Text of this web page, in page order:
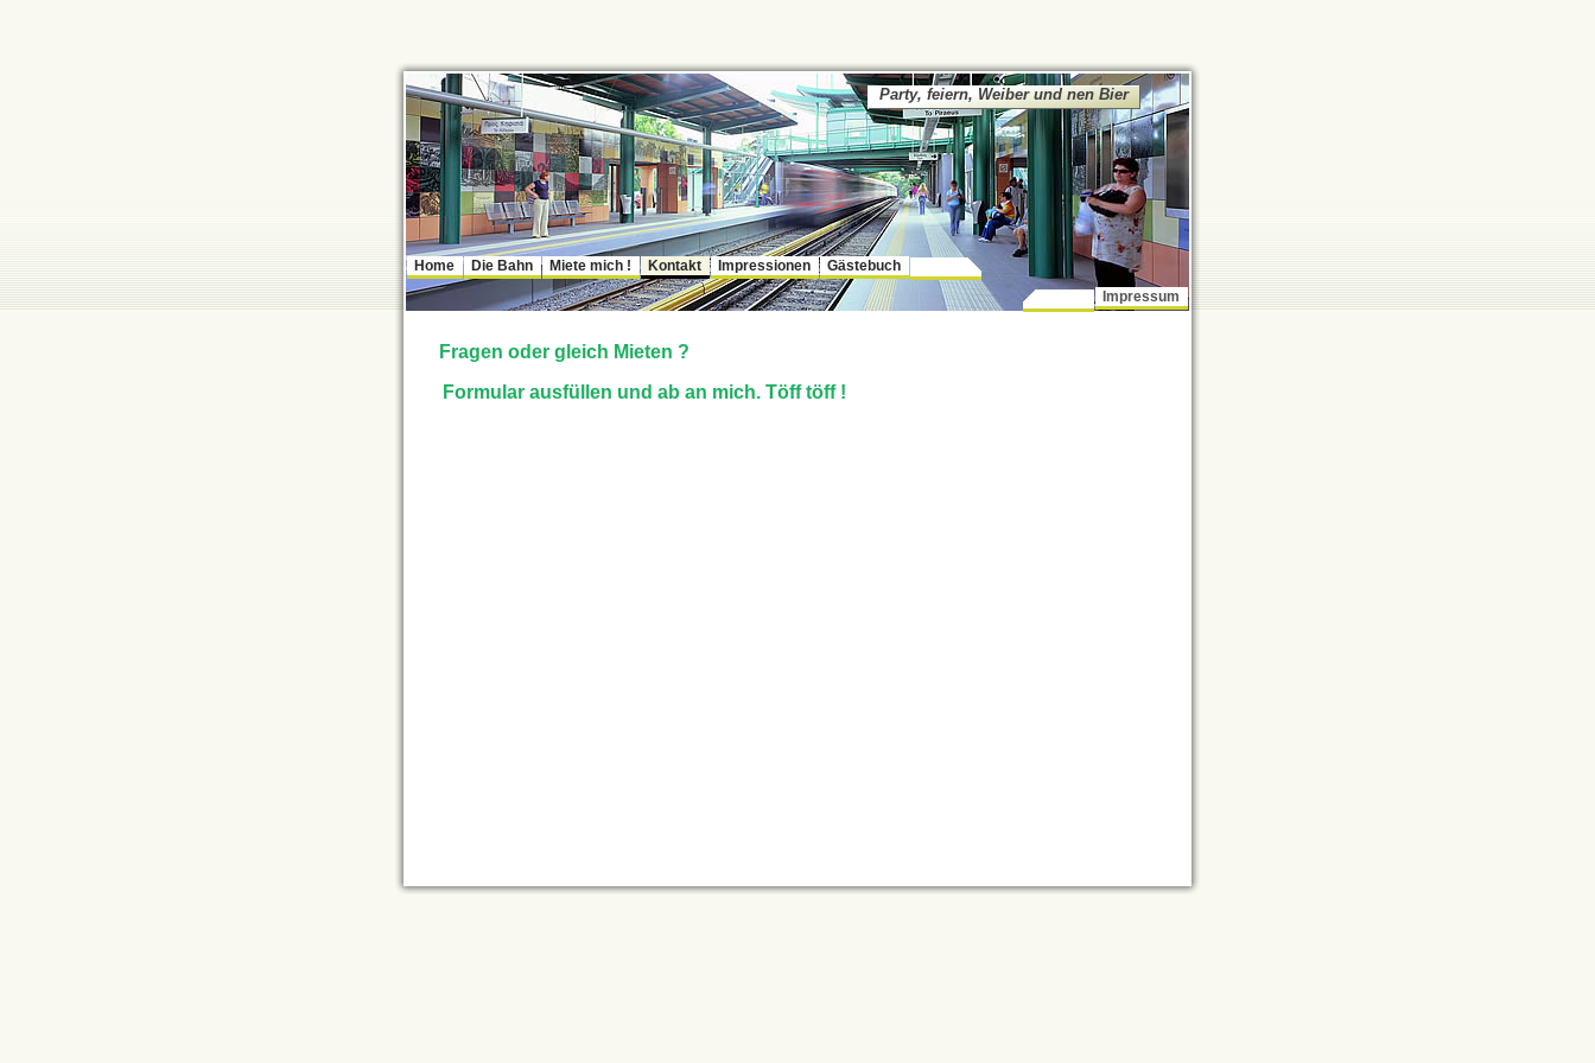
Party, feiern, Weiber und nen Bier
Home Die Bahn Miete mich ! Kontakt Impressionen
Gästebuch
Impressum
Fragen oder gleich Mieten ?
Formular ausfüllen und ab an mich. Töff töff !